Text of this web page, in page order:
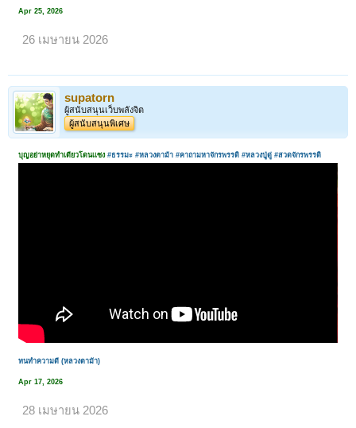
Apr 25, 2026
26 เมษายน 2026
supatorn
ผู้สนับสนุนเว็บพลังจิต
ผู้สนับสนุนพิเศษ
บุญอย่าหยุดทำเดียวโดนเเซง#ธรรมะ #หลวงตาม้า #คาถามหาจักรพรรดิ #หลวงปู่ดู่ #สวดจักรพรรดิ
ทนทำความดี (หลวงตาม้า)
Apr 17, 2026
28 เมษายน 2026